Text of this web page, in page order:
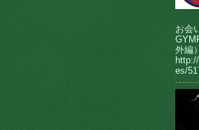
お会
外編
es/